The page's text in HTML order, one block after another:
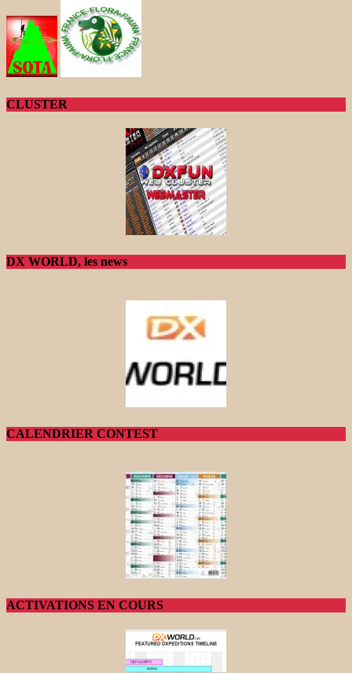
CLUSTER
DX WORLD, les news
CALENDRIER CONTEST
ACTIVATIONS EN COURS